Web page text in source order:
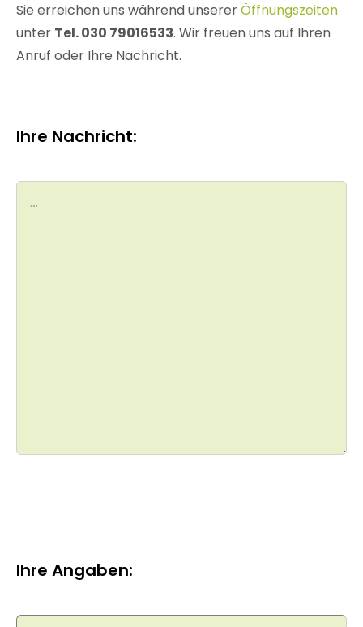
Sie erreichen uns während unsererÖffnungszeiten
unter Tel. 030 79016533. Wir freuen uns auf Ihren
Anruf oder Ihre Nachricht.
Ihre Nachricht:
Ihre Angaben: